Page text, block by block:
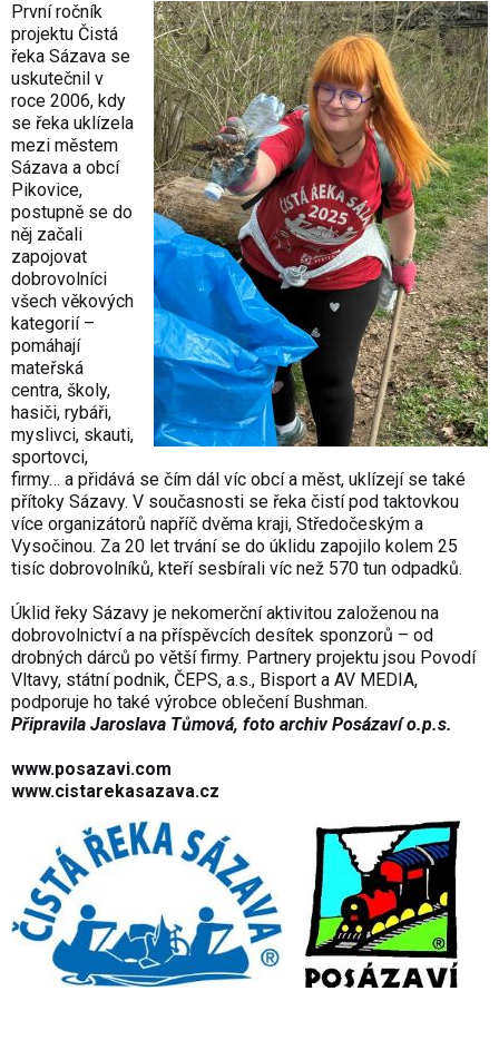
První ročník
projektu Čistá
řeka Sázava se
uskutečnil v
roce 2006, kdy
se řeka uklízela
mezi městem
Sázava a obcí
Pikovice,
postupně se do
něj začali
zapojovat
dobrovolníci
všech věkových
kategorií –
pomáhají
mateřská
centra, školy,
hasiči, rybáři,
myslivci, skauti,
sportovci,
firmy… a přidává se čím dál víc obcí a měst, uklízejí se také
přítoky Sázavy. V současnosti se řeka čistí pod taktovkou
více organizátorů napříč dvěma kraji, Středočeským a
Vysočinou. Za 20 let trvání se do úklidu zapojilo kolem 25
tisíc dobrovolníků, kteří sesbírali víc než 570 tun odpadků.
Úklid řeky Sázavy je nekomerční aktivitou založenou na
dobrovolnictví a na příspěvcích desítek sponzorů – od
drobných dárců po větší firmy. Partnery projektu jsou Povodí
Vltavy, státní podnik, ČEPS, a.s., Bisport a AV MEDIA,
podporuje ho také výrobce oblečení Bushman.
Připravila Jaroslava Tůmová, foto archiv Posázaví o.p.s.
www.posazavi.com
www.cistarekasazava.cz